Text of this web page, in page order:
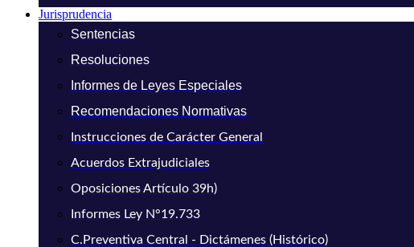
Jurisprudencia
Sentencias
Resoluciones
Informes de Leyes Especiales
Recomendaciones Normativas
Instrucciones de Carácter General
Acuerdos Extrajudiciales
Oposiciones Artículo 39h)
Informes Ley N°19.733
C.Preventiva Central - Dictámenes (Histórico)